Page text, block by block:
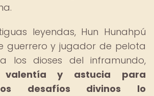
leyendas, Hun Hunahpú
guerrero y jugador de pelota
los dioses del inframundo,
valentía y astucia para
desafíos divinos lo